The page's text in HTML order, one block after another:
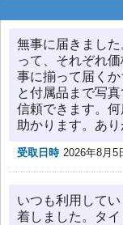
無事に届きまし
って、それぞれ
事に揃って届く
と付属品まで写
信頼できます。
助かります。あり
受取日時 2026年8月5
いつも利用して
着しました。タ